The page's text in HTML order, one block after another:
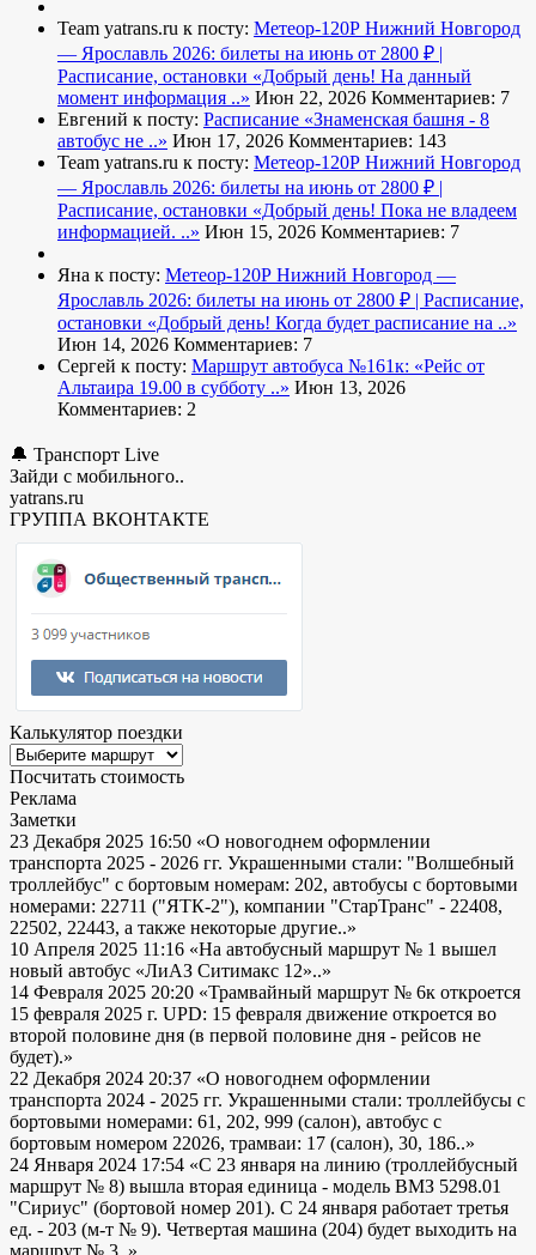
Team yatrans.ru к посту: Метеор-120Р Нижний Новгород
— Ярославль 2026: билеты на июнь от 2800 ₽ |
Расписание, остановки «Добрый день! На данный
момент информация ..» Июн 22, 2026 Комментариев: 7
Евгений к посту: Расписание «Знаменская башня - 8
автобус не ..» Июн 17, 2026 Комментариев: 143
Team yatrans.ru к посту: Метеор-120Р Нижний Новгород
— Ярославль 2026: билеты на июнь от 2800 ₽ |
Расписание, остановки «Добрый день! Пока не владеем
информацией. ..» Июн 15, 2026 Комментариев: 7
Яна к посту: Метеор-120Р Нижний Новгород —
Ярославль 2026: билеты на июнь от 2800 ₽ | Расписание,
остановки «Добрый день! Когда будет расписание на ..»
Июн 14, 2026 Комментариев: 7
Сергей к посту: Маршрут автобуса №161к: «Рейс от
Альтаира 19.00 в субботу ..» Июн 13, 2026
Комментариев: 2
🔔 Транспорт Live
Зайди с мобильного..
yatrans.ru
ГРУППА ВКОНТАКТЕ
Калькулятор поездки
Посчитать стоимость
Реклама
Заметки
23 Декабря 2025 16:50 «О новогоднем оформлении
транспорта 2025 - 2026 гг. Украшенными стали: "Волшебный
троллейбус" с бортовым номерам: 202, автобусы с бортовыми
номерами: 22711 ("ЯТК-2"), компании "СтарТранс" - 22408,
22502, 22443, а также некоторые другие..»
10 Апреля 2025 11:16 «На автобусный маршрут № 1 вышел
новый автобус «ЛиАЗ Ситимакс 12»..»
14 Февраля 2025 20:20 «Трамвайный маршрут № 6к откроется
15 февраля 2025 г. UPD: 15 февраля движение откроется во
второй половине дня (в первой половине дня - рейсов не
будет).»
22 Декабря 2024 20:37 «О новогоднем оформлении
транспорта 2024 - 2025 гг. Украшенными стали: троллейбусы с
бортовыми номерами: 61, 202, 999 (салон), автобус с
бортовым номером 22026, трамваи: 17 (салон), 30, 186..»
24 Января 2024 17:54 «С 23 января на линию (троллейбусный
маршрут № 8) вышла вторая единица - модель ВМЗ 5298.01
"Сириус" (бортовой номер 201). С 24 января работает третья
ед. - 203 (м-т № 9). Четвертая машина (204) будет выходить на